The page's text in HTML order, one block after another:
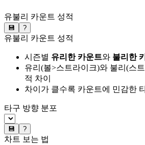
유불리 카운트 성적
💾 ?
유불리 카운트 성적
시즌별 유리한 카운트와 불리한
유리(볼>스트라이크)와 불리(스
적 차이
차이가 클수록 카운트에 민감한
타구 방향 분포
💾 ?
차트 보는 법